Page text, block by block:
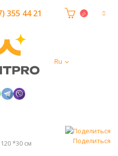
Ru
355 44 21
*30 см
Поделиться